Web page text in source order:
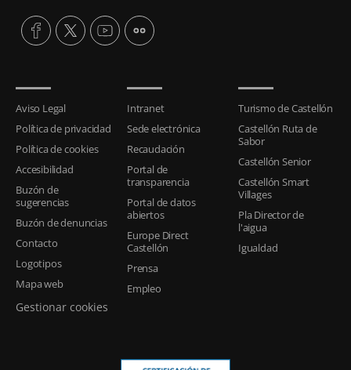
Aviso Legal
Política de privacidad
Política de cookies
Accesibilidad
Buzón de
sugerencias
Buzón de denuncias
Contacto
Logotipos
Mapa web
Gestionar cookies
Intranet
Sede electrónica
Recaudación
Portal de
transparencia
Portal de datos
abiertos
Europe Direct
Castellón
Prensa
Empleo
Turismo de Castellón
Castellón Ruta de
Sabor
Castellón Senior
Castellón Smart
Villages
Pla Director de
l'aigua
Igualdad